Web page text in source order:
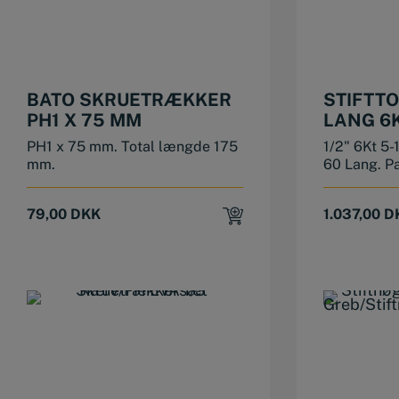
BATO SKRUETRÆKKER
PH1 X 75 MM
PH1 x 75 mm. Total længde 175
mm.
79,00 DKK
LANG
1/2" 6Kt 5-
60 Lang.
1.037,00